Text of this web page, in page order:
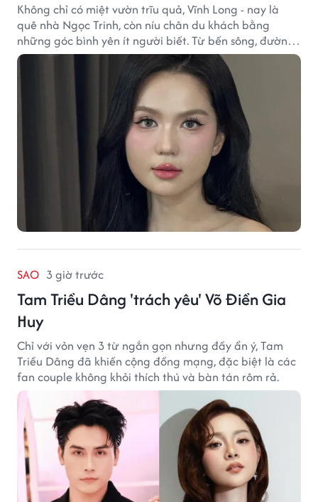
Không chỉ có miệt vườn trĩu quả, Vĩnh Long - nay là
quê nhà Ngọc Trinh, còn níu chân du khách bằng
những góc bình yên ít người biết. Từ bến sông, đường
quê đến nhịp sống chậm rãi, tất cả tạo nên sức hút rất
riêng của vùng đất miền Tây.
SAO 3 giờ trước
Tam Triều Dâng 'trách yêu' Võ Điền Gia
Huy
Chỉ với vỏn vẹn 3 từ ngắn gọn nhưng đầy ẩn ý, Tam
Triều Dâng đã khiến cộng đồng mạng, đặc biệt là các
fan couple không khỏi thích thú và bàn tán rôm rả.